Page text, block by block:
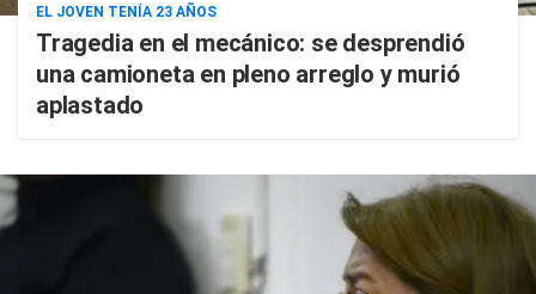
EL JOVEN TENÍA 23 AÑOS
Tragedia en el mecánico: se desprendió
una camioneta en pleno arreglo y murió
aplastado